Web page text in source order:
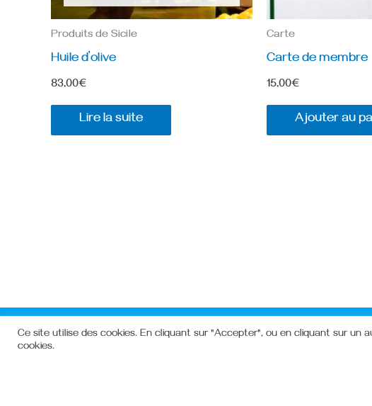
Produits de Sicile
Huile d’olive
83,00€
Lire la suite
Carte
Carte de membre
15,00€
Ajouter au
Ce site utilise des cookies. En cliquant sur "Accepter", ou en cliquant sur un
cookies.